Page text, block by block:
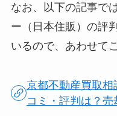
なお、以下の記事で
ー（日本住販）の評
いるので、あわせて
京都不動産買取相
コミ・評判は？